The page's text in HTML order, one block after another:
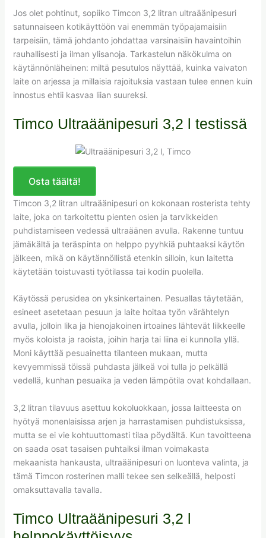
Jos olet pohtinut, sopiiko Timcon 3,2 litran ultraäänipesuri
satunnaiseen kotikäyttöön vai enemmän työpajamaisiin
tarpeisiin, tämä johdanto johdattaa varsinaisiin havaintoihin
rauhallisesti ja ilman ylisanoja. Tarkastelun näkökulma on
käytännönläheinen: miltä pesutulos näyttää, kuinka vaivaton
laite on arjessa ja millaisia rajoituksia vastaan tulee ennen kuin
innostus ehtii kasvaa liian suureksi.
Timco Ultraäänipesuri 3,2 l testissä
Osta täältä!
Timcon 3,2 litran ultraäänipesuri on kokonaan rosterista tehty
laite, joka on tarkoitettu pienten osien ja tarvikkeiden
puhdistamiseen vedessä ultraäänen avulla. Rakenne tuntuu
jämäkältä ja teräspinta on helppo pyyhkiä puhtaaksi käytön
jälkeen, mikä on käytännöllistä etenkin silloin, kun laitetta
käytetään toistuvasti työtilassa tai kodin puolella.
Käytössä perusidea on yksinkertainen. Pesuallas täytetään,
esineet asetetaan pesuun ja laite hoitaa työn värähtelyn
avulla, jolloin lika ja hienojakoinen irtoaines lähtevät liikkeelle
myös koloista ja raoista, joihin harja tai liina ei kunnolla yllä.
Moni käyttää pesuainetta tilanteen mukaan, mutta
kevyemmissä töissä puhdasta jälkeä voi tulla jo pelkällä
vedellä, kunhan pesuaika ja veden lämpötila ovat kohdallaan.
3,2 litran tilavuus asettuu kokoluokkaan, jossa laitteesta on
hyötyä monenlaisissa arjen ja harrastamisen puhdistuksissa,
mutta se ei vie kohtuuttomasti tilaa pöydältä. Kun tavoitteena
on saada osat tasaisen puhtaiksi ilman voimakasta
mekaanista hankausta, ultraäänipesuri on luonteva valinta, ja
tämä Timcon rosterinen malli tekee sen selkeällä, helposti
omaksuttavalla tavalla.
Timco Ultraäänipesuri 3,2 l